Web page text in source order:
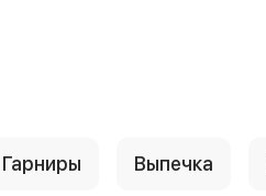
Гарниры Выпечка